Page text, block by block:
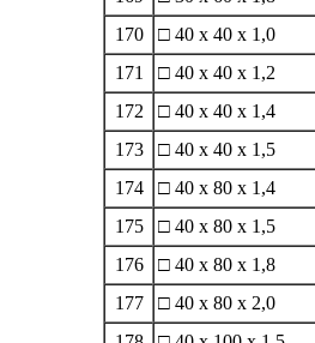
170
□ 40 x 40 x 1,0
171
□ 40 x 40 x 1,2
172
□ 40 x 40 x 1,4
173
□ 40 x 40 x 1,5
174
□ 40 x 80 x 1,4
175
□ 40 x 80 x 1,5
176
□ 40 x 80 x 1,8
177
□ 40 x 80 x 2,0